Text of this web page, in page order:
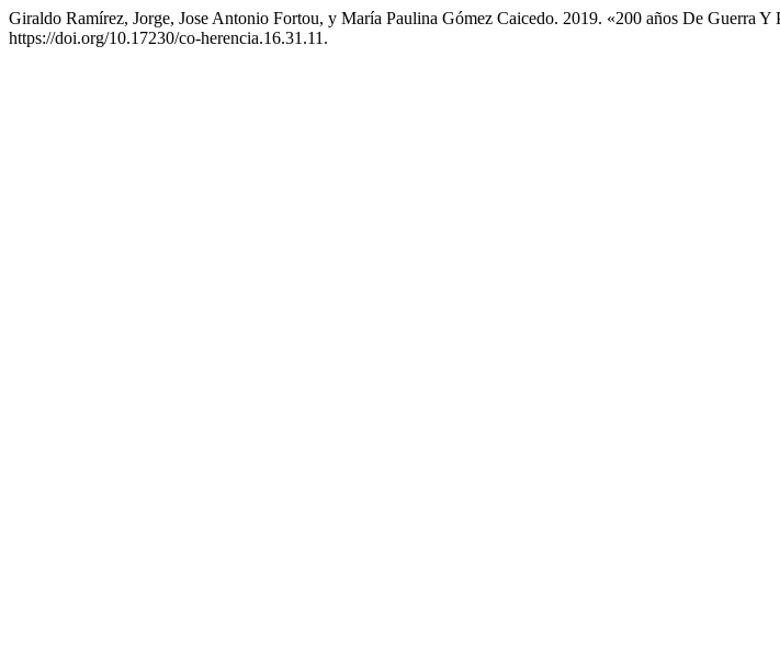
Giraldo Ramírez, Jorge, Jose Antonio Fortou, y María Paulina Gómez Caicedo. 2019. «200 años De Guerra
https://doi.org/10.17230/co-herencia.16.31.11.